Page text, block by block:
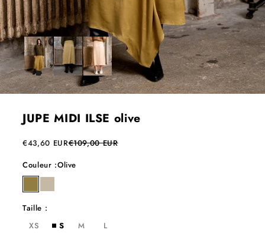
JUPE MIDI ILSE olive
Prix de vente
€43,60 EURPrix normal
€109,00 EUR
Couleur :Olive
olivelatte
Taille :
XS
S M L